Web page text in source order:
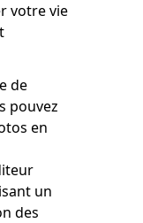
votre vie
de
pouvez
en
un
des